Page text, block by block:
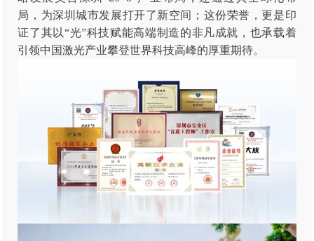
局，为深圳城市发展打开了新空间；这份荣誉，更是印
证了其以“光”科技赋能高端制造的非凡成就，也承载着
引领中国激光产业攀登世界科技高峰的厚重期待。